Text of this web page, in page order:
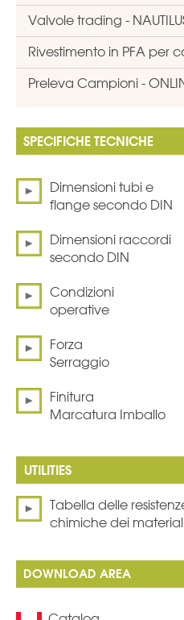
Valvole trading -
Rivestimento in PFA per
Preleva Campioni -
SPECIFICHE TECNICHE
Dimensioni tubi e
flange secondo DIN
Dimensioni raccordi
secondo DIN
Condizioni
operative
Forza
Serraggio
Finitura
Marcatura Imballo
Tabella delle
chimiche dei
DOWNLOAD AREA